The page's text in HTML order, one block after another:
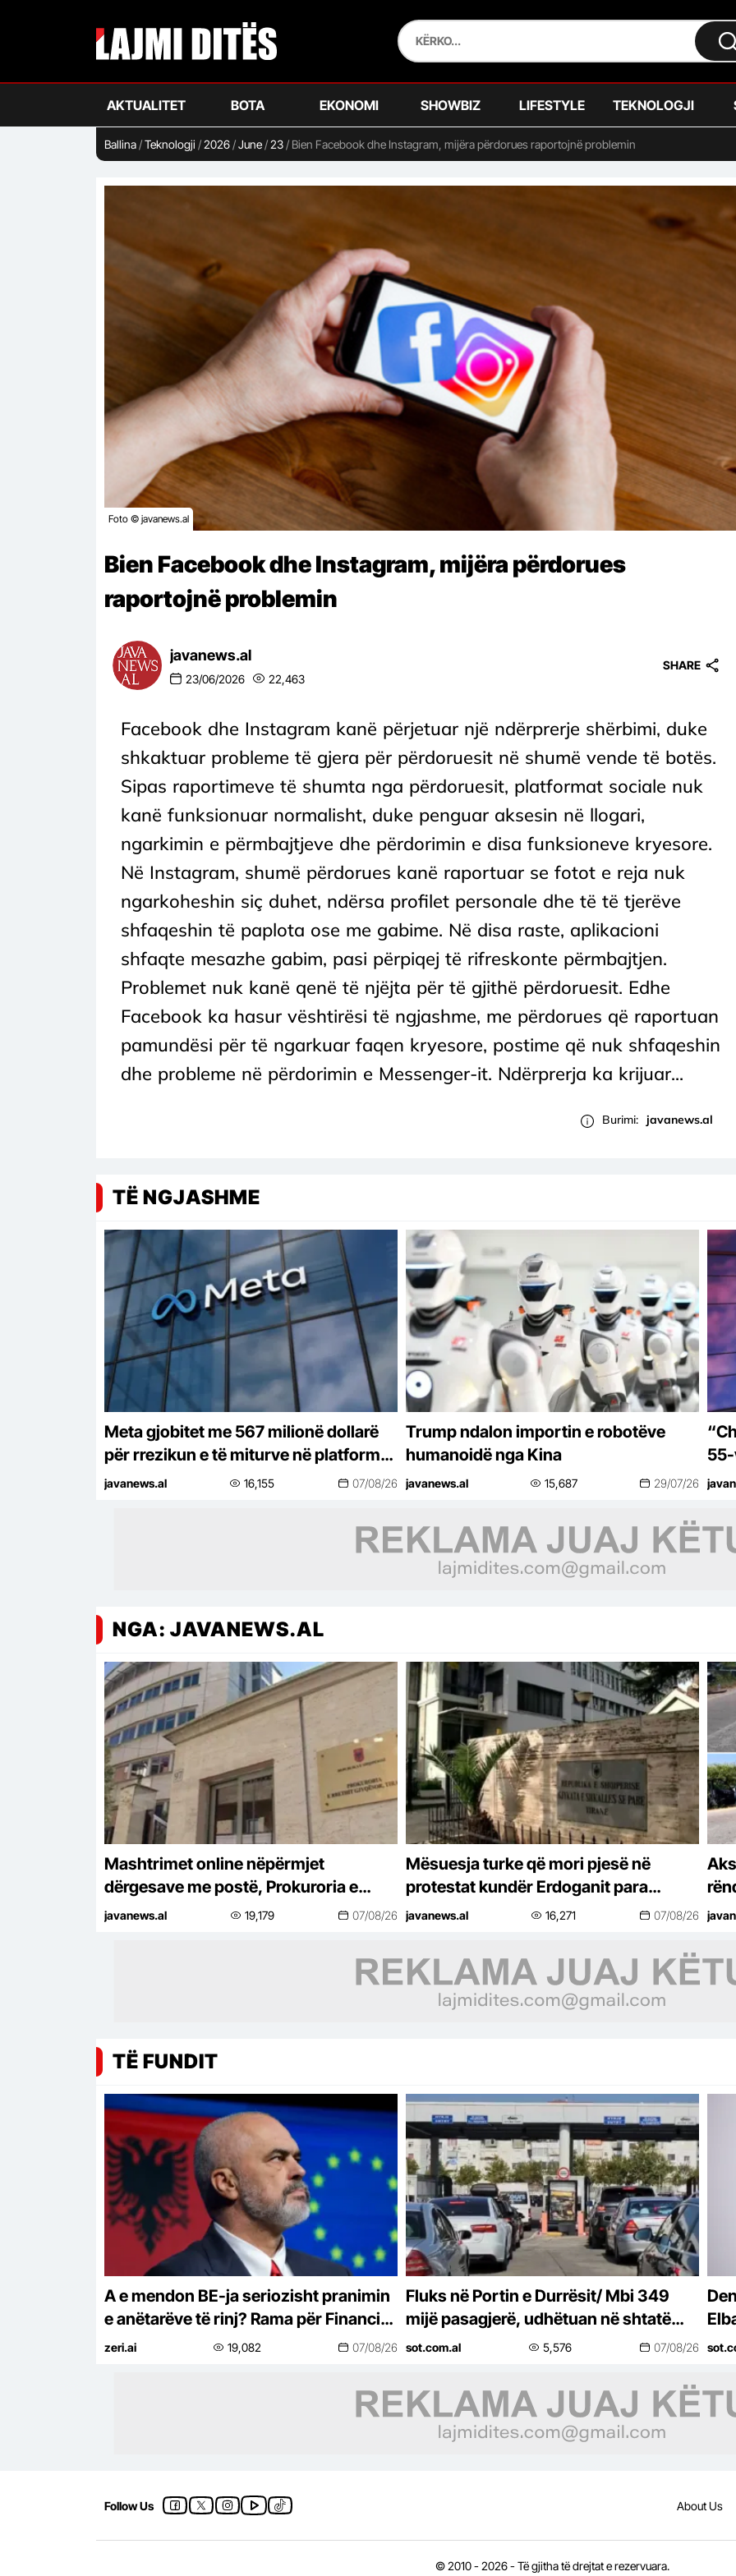
AKTUALITET BOTA EKONOMI SHOWBIZ LIFESTYLE TEKNOLOGJI
Ballina/Teknologji /2026/June/23/ Bien Facebook dhe Instagram, mijëra përdorues raportojnë problemin
Foto © javanews.al
Bien Facebook dhe Instagram, mijëra përdorues
raportojnë problemin
javanews.al
23/06/2026 22,463
SHARE
Facebook dhe Instagram kanë përjetuar një ndërprerje shërbimi, duke
shkaktuar probleme të gjera për përdoruesit në shumë vende të botës.
Sipas raportimeve të shumta nga përdoruesit, platformat sociale nuk
kanë funksionuar normalisht, duke penguar aksesin në llogari,
ngarkimin e përmbajtjeve dhe përdorimin e disa funksioneve kryesore.
Në Instagram, shumë përdorues kanë raportuar se fotot e reja nuk
ngarkoheshin siç duhet, ndërsa profilet personale dhe të të tjerëve
shfaqeshin të paplota ose me gabime. Në disa raste, aplikacioni
shfaqte mesazhe gabim, pasi përpiqej të rifreskonte përmbajtjen.
Problemet nuk kanë qenë të njëjta për të gjithë përdoruesit. Edhe
Facebook ka hasur vështirësi të ngjashme, me përdorues që raportuan
pamundësi për të ngarkuar faqen kryesore, postime që nuk shfaqeshin
dhe probleme në përdorimin e Messenger-it. Ndërprerja ka krijuar...
Burimi: javanews.al
TË NGJASHME
Meta gjobitet me 567 milionë dollarë
për rrezikun e të miturve në platformat
e saj
javanews.al 16,155 07/08/26
Trump ndalon importin e robotëve
humanoidë nga Kina
javanews.al 15,687 29/07/26
NGA: JAVANEWS.AL
Mashtrimet online nëpërmjet
dërgesave me postë, Prokuroria e
Tiranës çon në gjyq nigerianin e
javanews.al 19,179 07/08/26
Mësuesja turke që mori pjesë në
protestat kundër Erdoganit para
Gjykatës së Tiranës, pritet masa e
javanews.al 16,271 07/08/26
TË FUNDIT
A e mendon BE-ja seriozisht pranimin
e anëtarëve të rinj? Rama për Financial
Times: Shqipëria është në momentin
zeri.ai 19,082 07/08/26
Fluks në Portin e Durrësit/ Mbi 349
mijë pasagjerë, udhëtuan në shtatë
muajt e parë të vitit 2026
sot.com.al 5,576 07/08/26
Follow Us About Us
© 2010 - 2026 - Të gjitha të drejtat e rezervuara.